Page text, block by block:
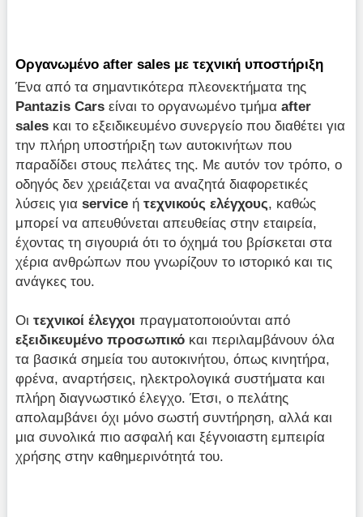
Οργανωμένο after sales με τεχνική υποστήριξη
Ένα από τα σημαντικότερα πλεονεκτήματα της
Pantazis Cars είναι το οργανωμένο τμήμαafter
sales και το εξειδικευμένο συνεργείο που διαθέτει για
την πλήρη υποστήριξη των αυτοκινήτων που
παραδίδει στους πελάτες της. Με αυτόν τον τρόπο, ο
οδηγός δεν χρειάζεται να αναζητά διαφορετικές
λύσεις γιαservice ήτεχνικούς ελέγχους, καθώς
μπορεί να απευθύνεται απευθείας στην εταιρεία,
έχοντας τη σιγουριά ότι το όχημά του βρίσκεται στα
χέρια ανθρώπων που γνωρίζουν το ιστορικό και τις
ανάγκες του.
Οιτεχνικοί έλεγχοιπραγματοποιούνται από
εξειδικευμένο προσωπικό και περιλαμβάνουν όλα
τα βασικά σημεία του αυτοκινήτου, όπως κινητήρα,
φρένα, αναρτήσεις, ηλεκτρολογικά συστήματα και
πλήρη διαγνωστικό έλεγχο. Έτσι, ο πελάτης
απολαμβάνει όχι μόνο σωστή συντήρηση, αλλά και
μια συνολικά πιο ασφαλή και ξέγνοιαστη εμπειρία
χρήσης στην καθημερινότητά του.